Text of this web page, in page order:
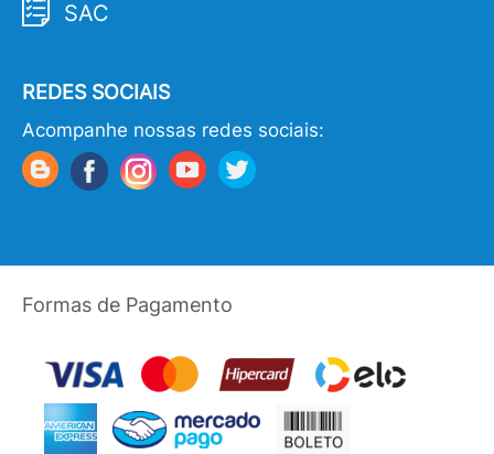
SAC
REDES SOCIAIS
Acompanhe nossas redes sociais:
Formas de Pagamento